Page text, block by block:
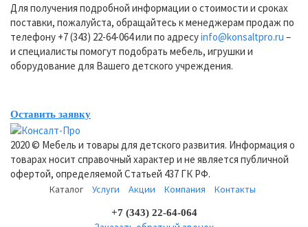
Для получения подробной информации о стоимости и сроках
поставки, пожалуйста, обращайтесь к менеджерам продаж по
телефону +7 (343) 22-64-064 или по адресуinfo@konsaltpro.ru –
и специалисты помогут подобрать мебель, игрушки и
оборудование для Вашего детского учреждения.
Оставить заявку
2020 © Мебель и товары для детского развития. Информация о
товарах носит справочный характер и не является публичной
офертой, определяемой Статьей 437 ГК РФ.
Каталог Услуги Акции Компания Контакты
+7 (343) 22-64-064